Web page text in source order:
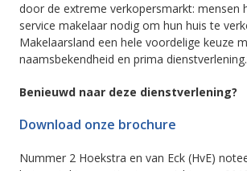
door de extreme verkopersmarkt: mensen
service makelaar nodig om hun huis te
Makelaarsland een hele voordelige keuze
naamsbekendheid en prima
Benieuwd naar deze dienstverlening?
Download onze brochure
Nummer 2 Hoekstra en van Eck (HvE)